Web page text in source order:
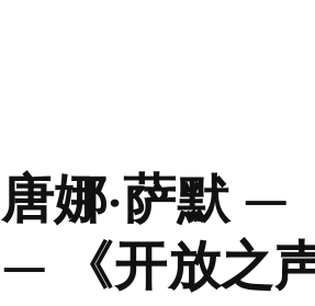
唐娜·萨默 —
— 《开放之